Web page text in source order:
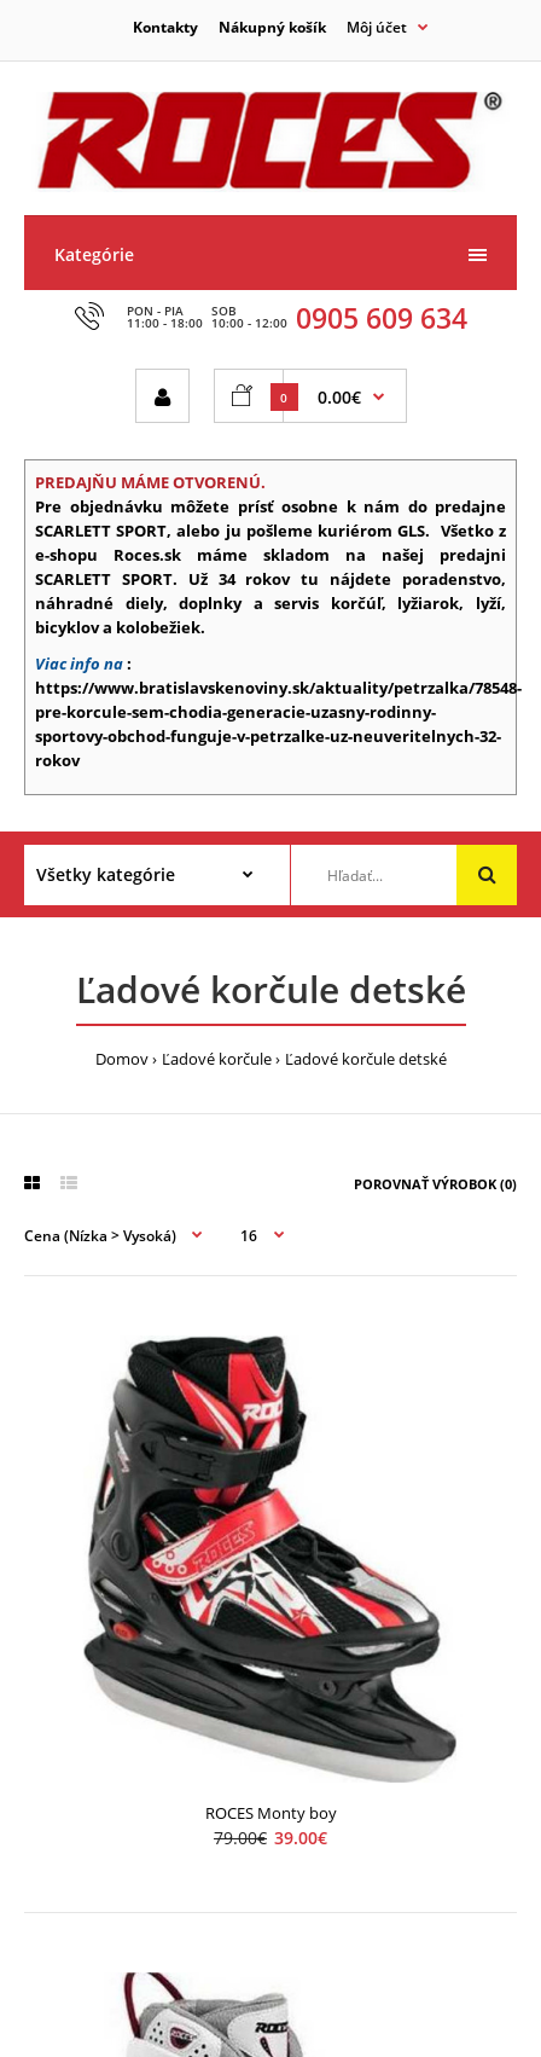
Kontakty Nákupný košík Môj účet
Kategórie
PON - PIA
11:00 - 18:00
SOB
10:00 - 12:00 0905 609 634
0 0.00€
PREDAJŇU MÁME OTVORENÚ.
Pre objednávku môžete prísť osobne k nám do predajne
SCARLETT SPORT, alebo ju pošleme kuriérom GLS. Všetko z
e-shopu Roces.sk máme skladom na našej predajni
SCARLETT SPORT. Už 34 rokov tu nájdete poradenstvo,
náhradné diely, doplnky a servis korčúľ, lyžiarok, lyží,
bicyklov a kolobežiek.
Viac info na:
https://www.bratislavskenoviny.sk/aktuality/petrzalka/78548-
pre-korcule-sem-chodia-generacie-uzasny-rodinny-
sportovy-obchod-funguje-v-petrzalke-uz-neuveritelnych-32-
rokov
Ľadové korčule detské
Domov Ľadové korčule Ľadové korčule detské
POROVNAŤ VÝROBOK (0)
79.00€
39.00€
ROCES Monty boy
79.00€ 39.00€